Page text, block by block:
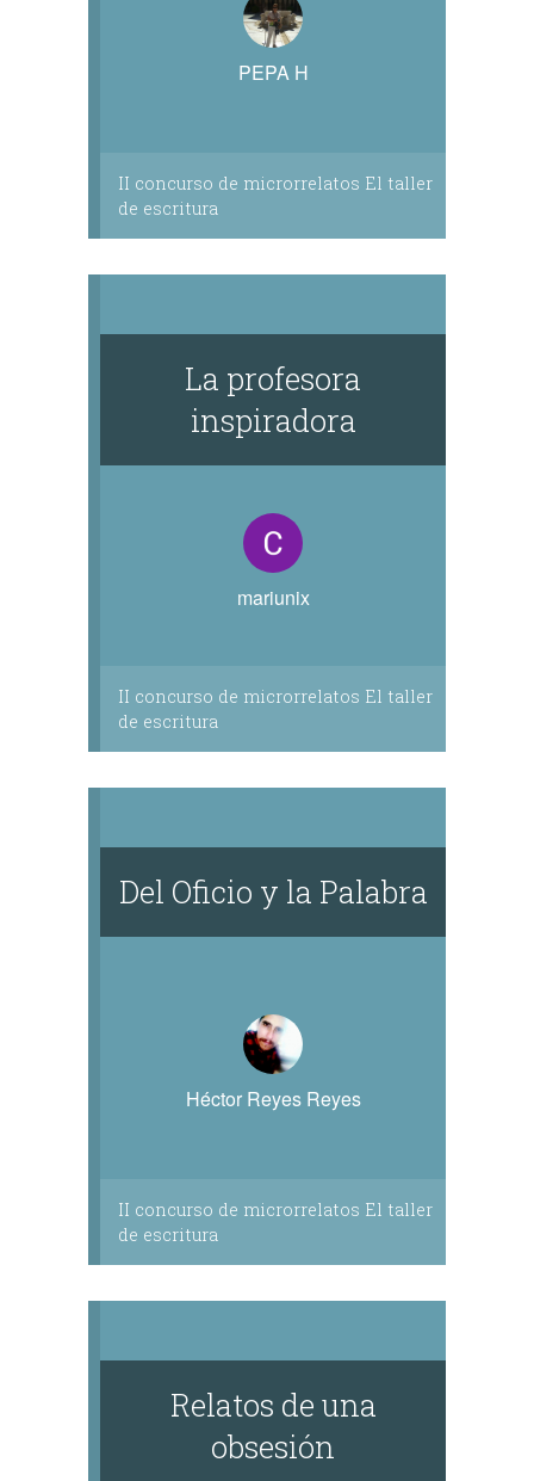
PEPA H
II concurso de microrrelatos El taller
de escritura
La profesora
inspiradora
mariunix
II concurso de microrrelatos El taller
de escritura
Del Oficio y la Palabra
Héctor Reyes Reyes
II concurso de microrrelatos El taller
de escritura
Relatos de una
obsesión